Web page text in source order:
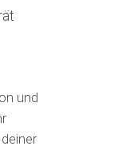
und